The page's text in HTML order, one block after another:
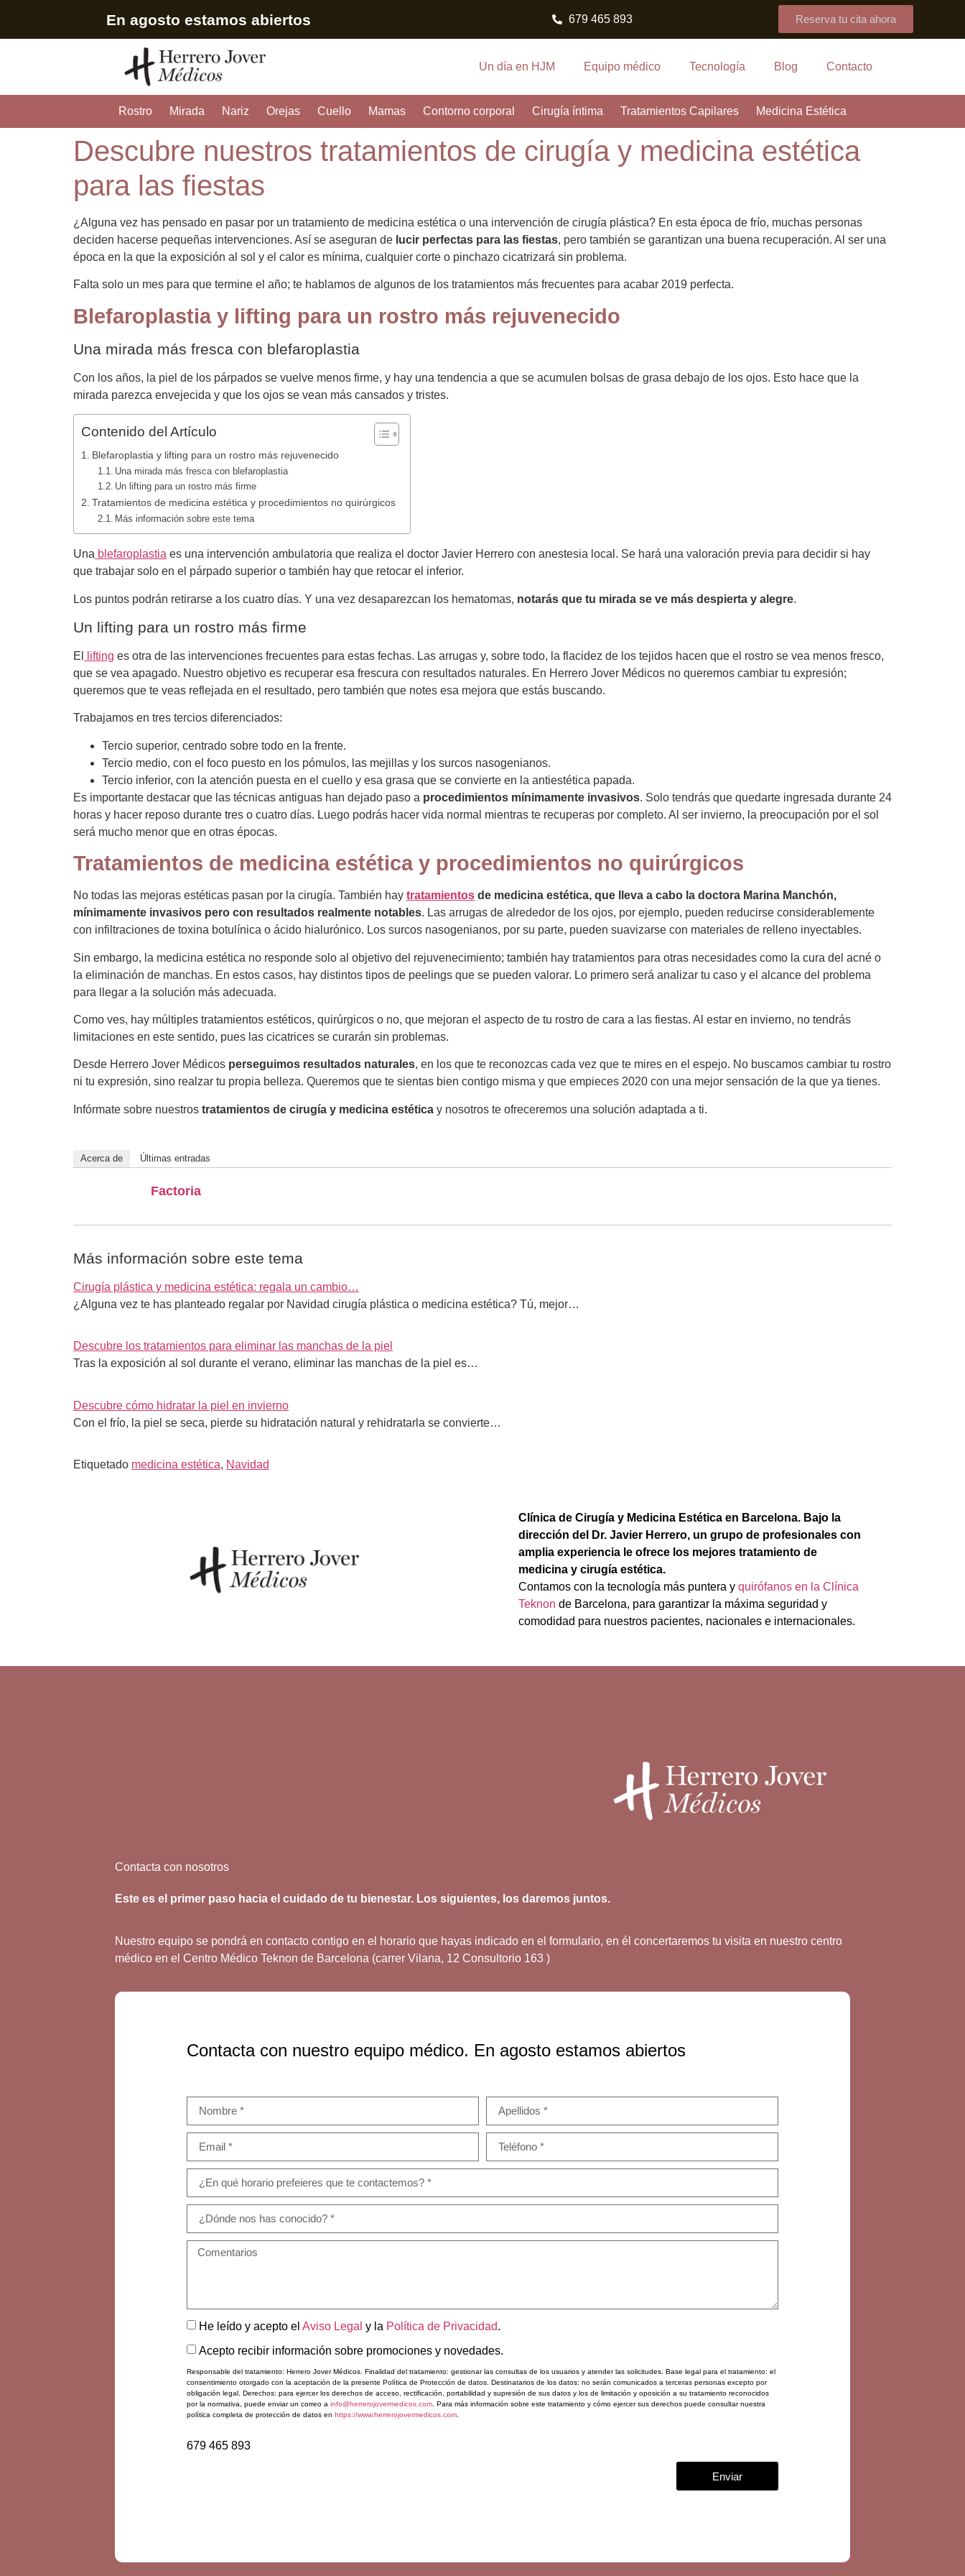
En agosto estamos abiertos 679 465 893 Reserva tu cita ahora
Un día en HJM Equipo médico Tecnología Blog Contacto
Rostro Mirada Nariz Orejas Cuello Mamas Contorno corporal Cirugía íntima Tratamientos Capilares Medicina Estética
Descubre nuestros tratamientos de cirugía y medicina estética
para las fiestas
¿Alguna vez has pensado en pasar por un tratamiento de medicina estética o una intervención de cirugía plástica? En esta época de frío, muchas personas
deciden hacerse pequeñas intervenciones. Así se aseguran de lucir perfectas para las fiestas, pero también se garantizan una buena recuperación. Al ser una
época en la que la exposición al sol y el calor es mínima, cualquier corte o pinchazo cicatrizará sin problema.
Falta solo un mes para que termine el año; te hablamos de algunos de los tratamientos más frecuentes para acabar 2019 perfecta.
Blefaroplastia y lifting para un rostro más rejuvenecido
Una mirada más fresca con blefaroplastia
Con los años, la piel de los párpados se vuelve menos firme, y hay una tendencia a que se acumulen bolsas de grasa debajo de los ojos. Esto hace que la
mirada parezca envejecida y que los ojos se vean más cansados y tristes.
Contenido del Artículo
Blefaroplastia y lifting para un rostro más rejuvenecido
Una mirada más fresca con blefaroplastia
Un lifting para un rostro más firme
Tratamientos de medicina estética y procedimientos no quirúrgicos
Más información sobre este tema
Una blefaroplastia es una intervención ambulatoria que realiza el doctor Javier Herrero con anestesia local. Se hará una valoración previa para decidir si hay
que trabajar solo en el párpado superior o también hay que retocar el inferior.
Los puntos podrán retirarse a los cuatro días. Y una vez desaparezcan los hematomas, notarás que tu mirada se ve más despierta y alegre.
Un lifting para un rostro más firme
El lifting es otra de las intervenciones frecuentes para estas fechas. Las arrugas y, sobre todo, la flacidez de los tejidos hacen que el rostro se vea menos fresco,
que se vea apagado. Nuestro objetivo es recuperar esa frescura con resultados naturales. En Herrero Jover Médicos no queremos cambiar tu expresión;
queremos que te veas reflejada en el resultado, pero también que notes esa mejora que estás buscando.
Trabajamos en tres tercios diferenciados:
Tercio superior, centrado sobre todo en la frente.
Tercio medio, con el foco puesto en los pómulos, las mejillas y los surcos nasogenianos.
Tercio inferior, con la atención puesta en el cuello y esa grasa que se convierte en la antiestética papada.
Es importante destacar que las técnicas antiguas han dejado paso a procedimientos mínimamente invasivos. Solo tendrás que quedarte ingresada durante 24
horas y hacer reposo durante tres o cuatro días. Luego podrás hacer vida normal mientras te recuperas por completo. Al ser invierno, la preocupación por el sol
será mucho menor que en otras épocas.
Tratamientos de medicina estética y procedimientos no quirúrgicos
No todas las mejoras estéticas pasan por la cirugía. También hay tratamientos de medicina estética, que lleva a cabo la doctora Marina Manchón,
mínimamente invasivos pero con resultados realmente notables. Las arrugas de alrededor de los ojos, por ejemplo, pueden reducirse considerablemente
con infiltraciones de toxina botulínica o ácido hialurónico. Los surcos nasogenianos, por su parte, pueden suavizarse con materiales de relleno inyectables.
Sin embargo, la medicina estética no responde solo al objetivo del rejuvenecimiento; también hay tratamientos para otras necesidades como la cura del acné o
la eliminación de manchas. En estos casos, hay distintos tipos de peelings que se pueden valorar. Lo primero será analizar tu caso y el alcance del problema
para llegar a la solución más adecuada.
Como ves, hay múltiples tratamientos estéticos, quirúrgicos o no, que mejoran el aspecto de tu rostro de cara a las fiestas. Al estar en invierno, no tendrás
limitaciones en este sentido, pues las cicatrices se curarán sin problemas.
Desde Herrero Jover Médicos perseguimos resultados naturales, en los que te reconozcas cada vez que te mires en el espejo. No buscamos cambiar tu rostro
ni tu expresión, sino realzar tu propia belleza. Queremos que te sientas bien contigo misma y que empieces 2020 con una mejor sensación de la que ya tienes.
Infórmate sobre nuestros tratamientos de cirugía y medicina estética y nosotros te ofreceremos una solución adaptada a ti.
Acerca de Últimas entradas
Factoria
Más información sobre este tema
Cirugía plástica y medicina estética: regala un cambio…
¿Alguna vez te has planteado regalar por Navidad cirugía plástica o medicina estética? Tú, mejor…
Descubre los tratamientos para eliminar las manchas de la piel
Tras la exposición al sol durante el verano, eliminar las manchas de la piel es…
Descubre cómo hidratar la piel en invierno
Con el frío, la piel se seca, pierde su hidratación natural y rehidratarla se convierte…
Etiquetado medicina estética, Navidad
Clínica de Cirugía y Medicina Estética en Barcelona. Bajo la
dirección del Dr. Javier Herrero, un grupo de profesionales con
amplia experiencia le ofrece los mejores tratamiento de
medicina y cirugía estética.
Contamos con la tecnología más puntera y quirófanos en la Clínica
Teknon de Barcelona, para garantizar la máxima seguridad y
comodidad para nuestros pacientes, nacionales e internacionales.
Contacta con nosotros
Este es el primer paso hacia el cuidado de tu bienestar. Los siguientes, los daremos juntos.
Nuestro equipo se pondrá en contacto contigo en el horario que hayas indicado en el formulario, en él concertaremos tu visita en nuestro centro
médico en el Centro Médico Teknon de Barcelona (carrer Vilana, 12 Consultorio 163 )
Contacta con nuestro equipo médico. En agosto estamos abiertos
He leído y acepto el Aviso Legal y la Política de Privacidad.
Acepto recibir información sobre promociones y novedades.
Responsable del tratamiento: Herrero Jover Médicos. Finalidad del tratamiento: gestionar las consultas de los usuarios y atender las solicitudes. Base legal para el tratamiento: el
consentimiento otorgado con la aceptación de la presente Política de Protección de datos. Destinatarios de los datos: no serán comunicados a terceras personas excepto por
obligación legal. Derechos: para ejercer los derechos de acceso, rectificación, portabilidad y supresión de sus datos y los de limitación y oposición a su tratamiento reconocidos
por la normativa, puede enviar un correo a info@herrerojovermedicos.com . Para más información sobre este tratamiento y cómo ejercer sus derechos puede consultar nuestra
política completa de protección de datos en https://www.herrerojovermedicos.com
679 465 893
Enviar